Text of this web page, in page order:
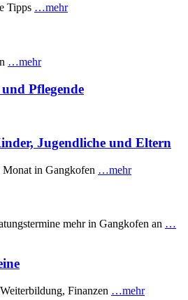
Tipps …mehr
…mehr
Pflegende
Jugendliche und Eltern
Monat in Gangkofen …mehr
mehr in Gangkofen an …
Finanzen …mehr